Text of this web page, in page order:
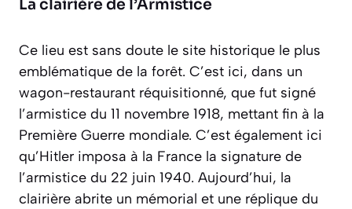
La clairière de l’Armistice
Ce lieu est sans doute le site historique le plus
emblématique de la forêt. C’est ici, dans un
wagon-restaurant réquisitionné, que fut signé
l’armistice du 11 novembre 1918, mettant fin à la
Première Guerre mondiale. C’est également ici
qu’Hitler imposa à la France la signature de
l’armistice du 22 juin 1940. Aujourd’hui, la
clairière abrite un mémorial et une réplique du